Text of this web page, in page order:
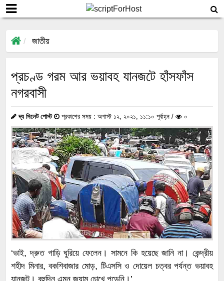
জাতীয়
প্রচণ্ড গরম আর ভয়াবহ যানজটে হাঁসফাঁস
নগরবাসী
দ্য সিলেট পোস্ট প্রকাশের সময় : অগাস্ট ১২, ২০২১, ১১:১০ পূর্বাহ্ন / ০
‘ভাই, দ্রুত গাড়ি ঘুরিয়ে ফেলেন। সামনে কি হয়েছে জানি না। কেন্দ্রীয়
শহীদ মিনার, বকশিবাজার মোড়, টিএসসি ও দোয়েল চত্বর পর্যন্ত ভয়াবহ